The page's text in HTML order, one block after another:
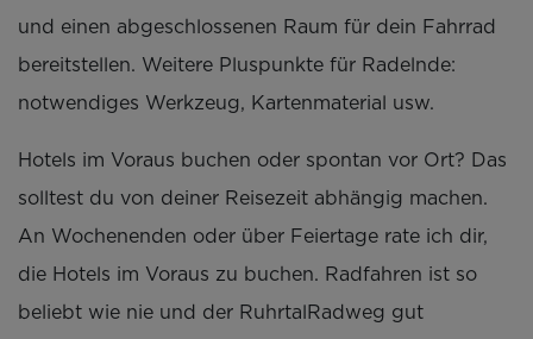
und einen abgeschlossenen Raum für dein Fahrrad
bereitstellen. Weitere Pluspunkte für Radelnde:
notwendiges Werkzeug, Kartenmaterial usw.
Hotels im Voraus buchen oder spontan vor Ort? Das
solltest du von deiner Reisezeit abhängig machen.
An Wochenenden oder über Feiertage rate ich dir,
die Hotels im Voraus zu buchen. Radfahren ist so
beliebt wie nie und der RuhrtalRadweg gut